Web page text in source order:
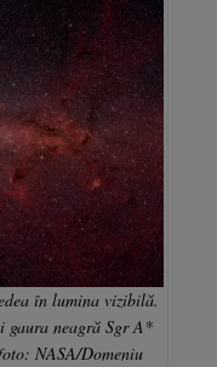
în lumina vizibilă.
gaura neagră Sgr A*
NASA/Domeniu